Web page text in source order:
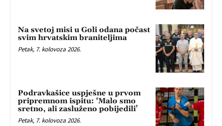
Na svetoj misi u Goli odana počast
svim hrvatskim braniteljima
Petak, 7. kolovoza 2026.
Podravkašice uspješne u prvom
pripremnom ispitu: ‘Malo smo
sretno, ali zasluženo pobijedili’
Petak, 7. kolovoza 2026.